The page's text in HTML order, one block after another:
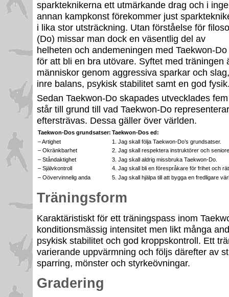
sparkteknikerna ett utmärkande drag och i
annan kampkonst förekommer just
i lika stor utsträckning. Utan förståelse för
(Do) missar man dock en väsentlig del av
helheten och andemeningen med Taekwon-
för att bli en bra utövare. Syftet med träningen
människor genom aggressiva sparkar och
inre balans, psykisk stabilitet samt en god
Sedan Taekwon-Do skapades utvecklades
står till grund till vad Taekwon-Do
eftersträvas. Dessa gäller över världen.
Taekwon-Dos grundsatser:
– Artighet
– Okränkbarhet
– Ståndaktighet
– Självkontroll
– Oövervinnelig anda
Taekwon-Dos ed:
1. Jag skall följa Taekwon-Do’s grundsatser.
2. Jag skall respektera instruktörer och
3. Jag skall aldrig missbruka Taekwon-Do.
4. Jag skall bli en förespråkare för frihet och
5. Jag skall hjälpa till att bygga en fredligare
Träningsform
Karaktäristiskt för ett träningspass inom
konditionsmässig intensitet men likt många
psykisk stabilitet och god kroppskontroll. Ett
varierande uppvärmning och följs därefter av
sparring, mönster och styrkeövningar.
Gradering